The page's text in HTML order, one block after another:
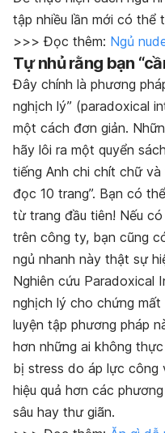
tập nhiều lần mới có thể
>>> Đọc thêm: Ngủ
Tự nhủ rằng bạn
Đây chính là phương
nghịch lý” (paradoxical
một cách đơn giản.
hãy lôi ra một quyển
tiếng Anh chi chít chữ
đọc 10 trang”. Bạn có
từ trang đầu tiên! Nếu
trên công ty, bạn cũng
ngủ nhanh này thật sự
Nghiên cứu Paradoxical
nghịch lý cho chứng
luyện tập phương pháp
hơn những ai không
bị stress do áp lực công
hiệu quả hơn các
sâu hay thư giãn.